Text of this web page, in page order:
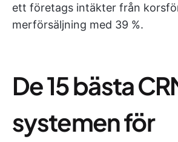
ett företags intäkter från
merförsäljning med 39 %.
De 15 bästa
systemen för